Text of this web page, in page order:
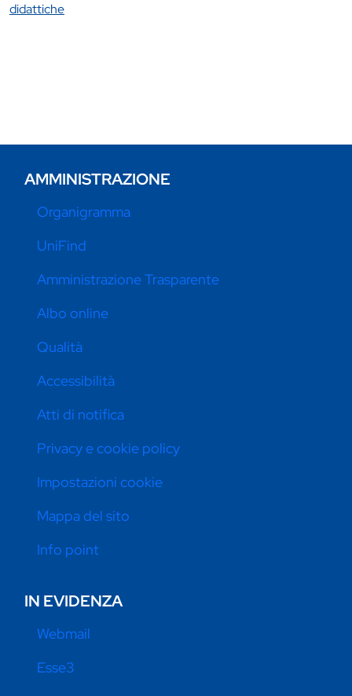
didattiche
AMMINISTRAZIONE
Organigramma
UniFind
Amministrazione Trasparente
Albo online
Qualità
Accessibilità
Atti di notifica
Privacy e cookie policy
Impostazioni cookie
Mappa del sito
Info point
IN EVIDENZA
Webmail
Esse3